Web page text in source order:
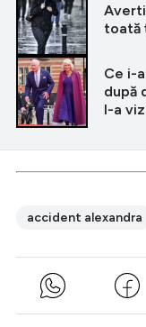
toată
Ce i-
după
l-a
accident alexandra